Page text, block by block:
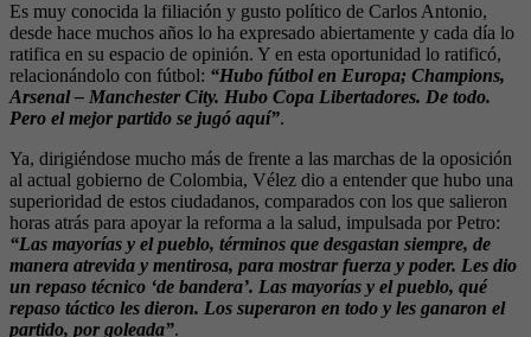
Es muy conocida la filiación y gusto político de Carlos Antonio,
desde hace muchos años lo ha expresado abiertamente y cada día lo
ratifica en su espacio de opinión. Y en esta oportunidad lo ratificó,
relacionándolo con fútbol: “Hubo fútbol en Europa; Champions,
Arsenal – Manchester City. Hubo Copa Libertadores. De todo.
Pero el mejor partido se jugó aquí”.
Ya, dirigiéndose mucho más de frente a las marchas de la oposición
al actual gobierno de Colombia, Vélez dio a entender que hubo una
superioridad de estos ciudadanos, comparados con los que salieron
horas atrás para apoyar la reforma a la salud, impulsada por Petro:
“Las mayorías y el pueblo, términos que desgastan siempre, de
manera atrevida y mentirosa, para mostrar fuerza y poder. Les dio
un repaso técnico ‘de bandera’. Las mayorías y el pueblo, qué
repaso táctico les dieron. Los superaron en todo y les ganaron el
partido, por goleada”.